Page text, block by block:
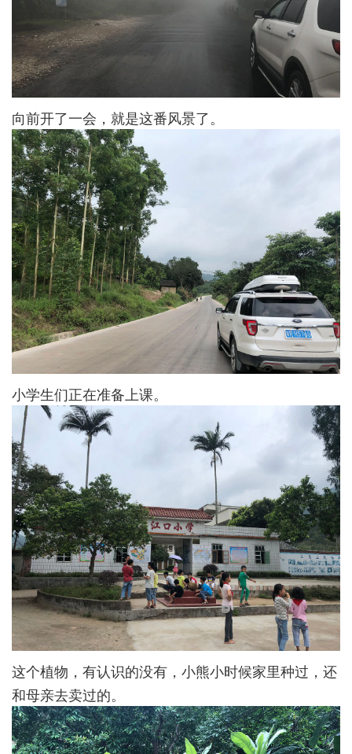
向前开了一会，就是这番风景了。
小学生们正在准备上课。
这个植物，有认识的没有，小熊小时候家里种过，还
和母亲去卖过的。